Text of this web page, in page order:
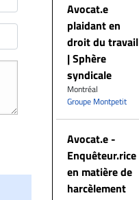
Avocat.e
plaidant en
droit du travail
| Sphère
syndicale
Montréal
Groupe Montpetit
Avocat.e -
Enquêteur.rice
en matière de
harcèlement